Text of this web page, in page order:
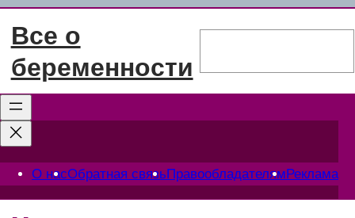
Перейти
содержимому
Все о
беременности
О насОбратная связьПравообладателямРеклама